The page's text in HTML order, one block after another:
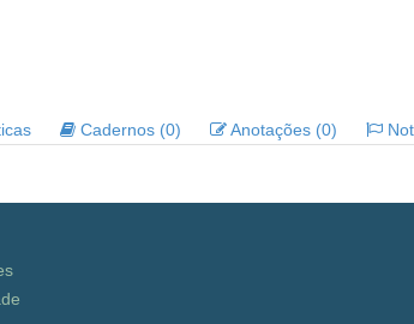
Cadernos (0) Anotações (0)